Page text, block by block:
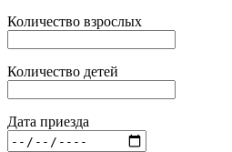
Количество взрослых
Количество детей
Дата приезда